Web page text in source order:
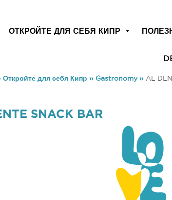
ОТКРОЙТЕ ДЛЯ СЕБЯ КИПР
Откройте для себя Кипр » Gastronomy» AL
SNACK BAR